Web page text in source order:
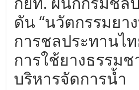
พัฒนา
คุณภาพ
ชีวิต
ดัน “นวัตกรรมยา
การชลประทานไ
การใช้ยางธรรม
บริหารจัดการน้ำ